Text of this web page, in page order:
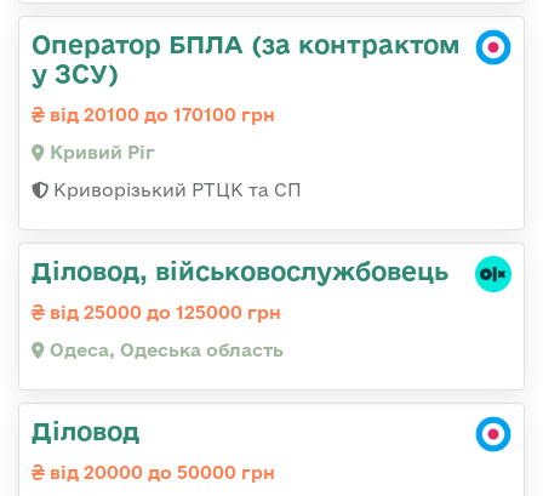
Оператор БПЛА (за контрактом
у ЗСУ)
від 20100 до 170100 грн
Кривий Ріг
Криворізький РТЦК та СП
Діловод, військовослужбовець
від 25000 до 125000 грн
Одеса, Одеська область
Діловод
від 20000 до 50000 грн